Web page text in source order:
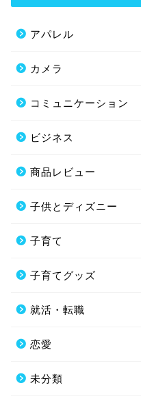
アパレル
カメラ
コミュニケーション
ビジネス
商品レビュー
子供とディズニー
子育て
子育てグッズ
就活・転職
恋愛
未分類